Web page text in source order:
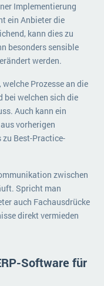
Implementierung
ein Anbieter die
kann dies zu
besonders sensible
werden.
Prozesse an die
bei welchen sich die
Auch kann ein
vorherigen
Best-Practice-
zwischen
Spricht man
auch Fachausdrücke
direkt vermieden
Software für